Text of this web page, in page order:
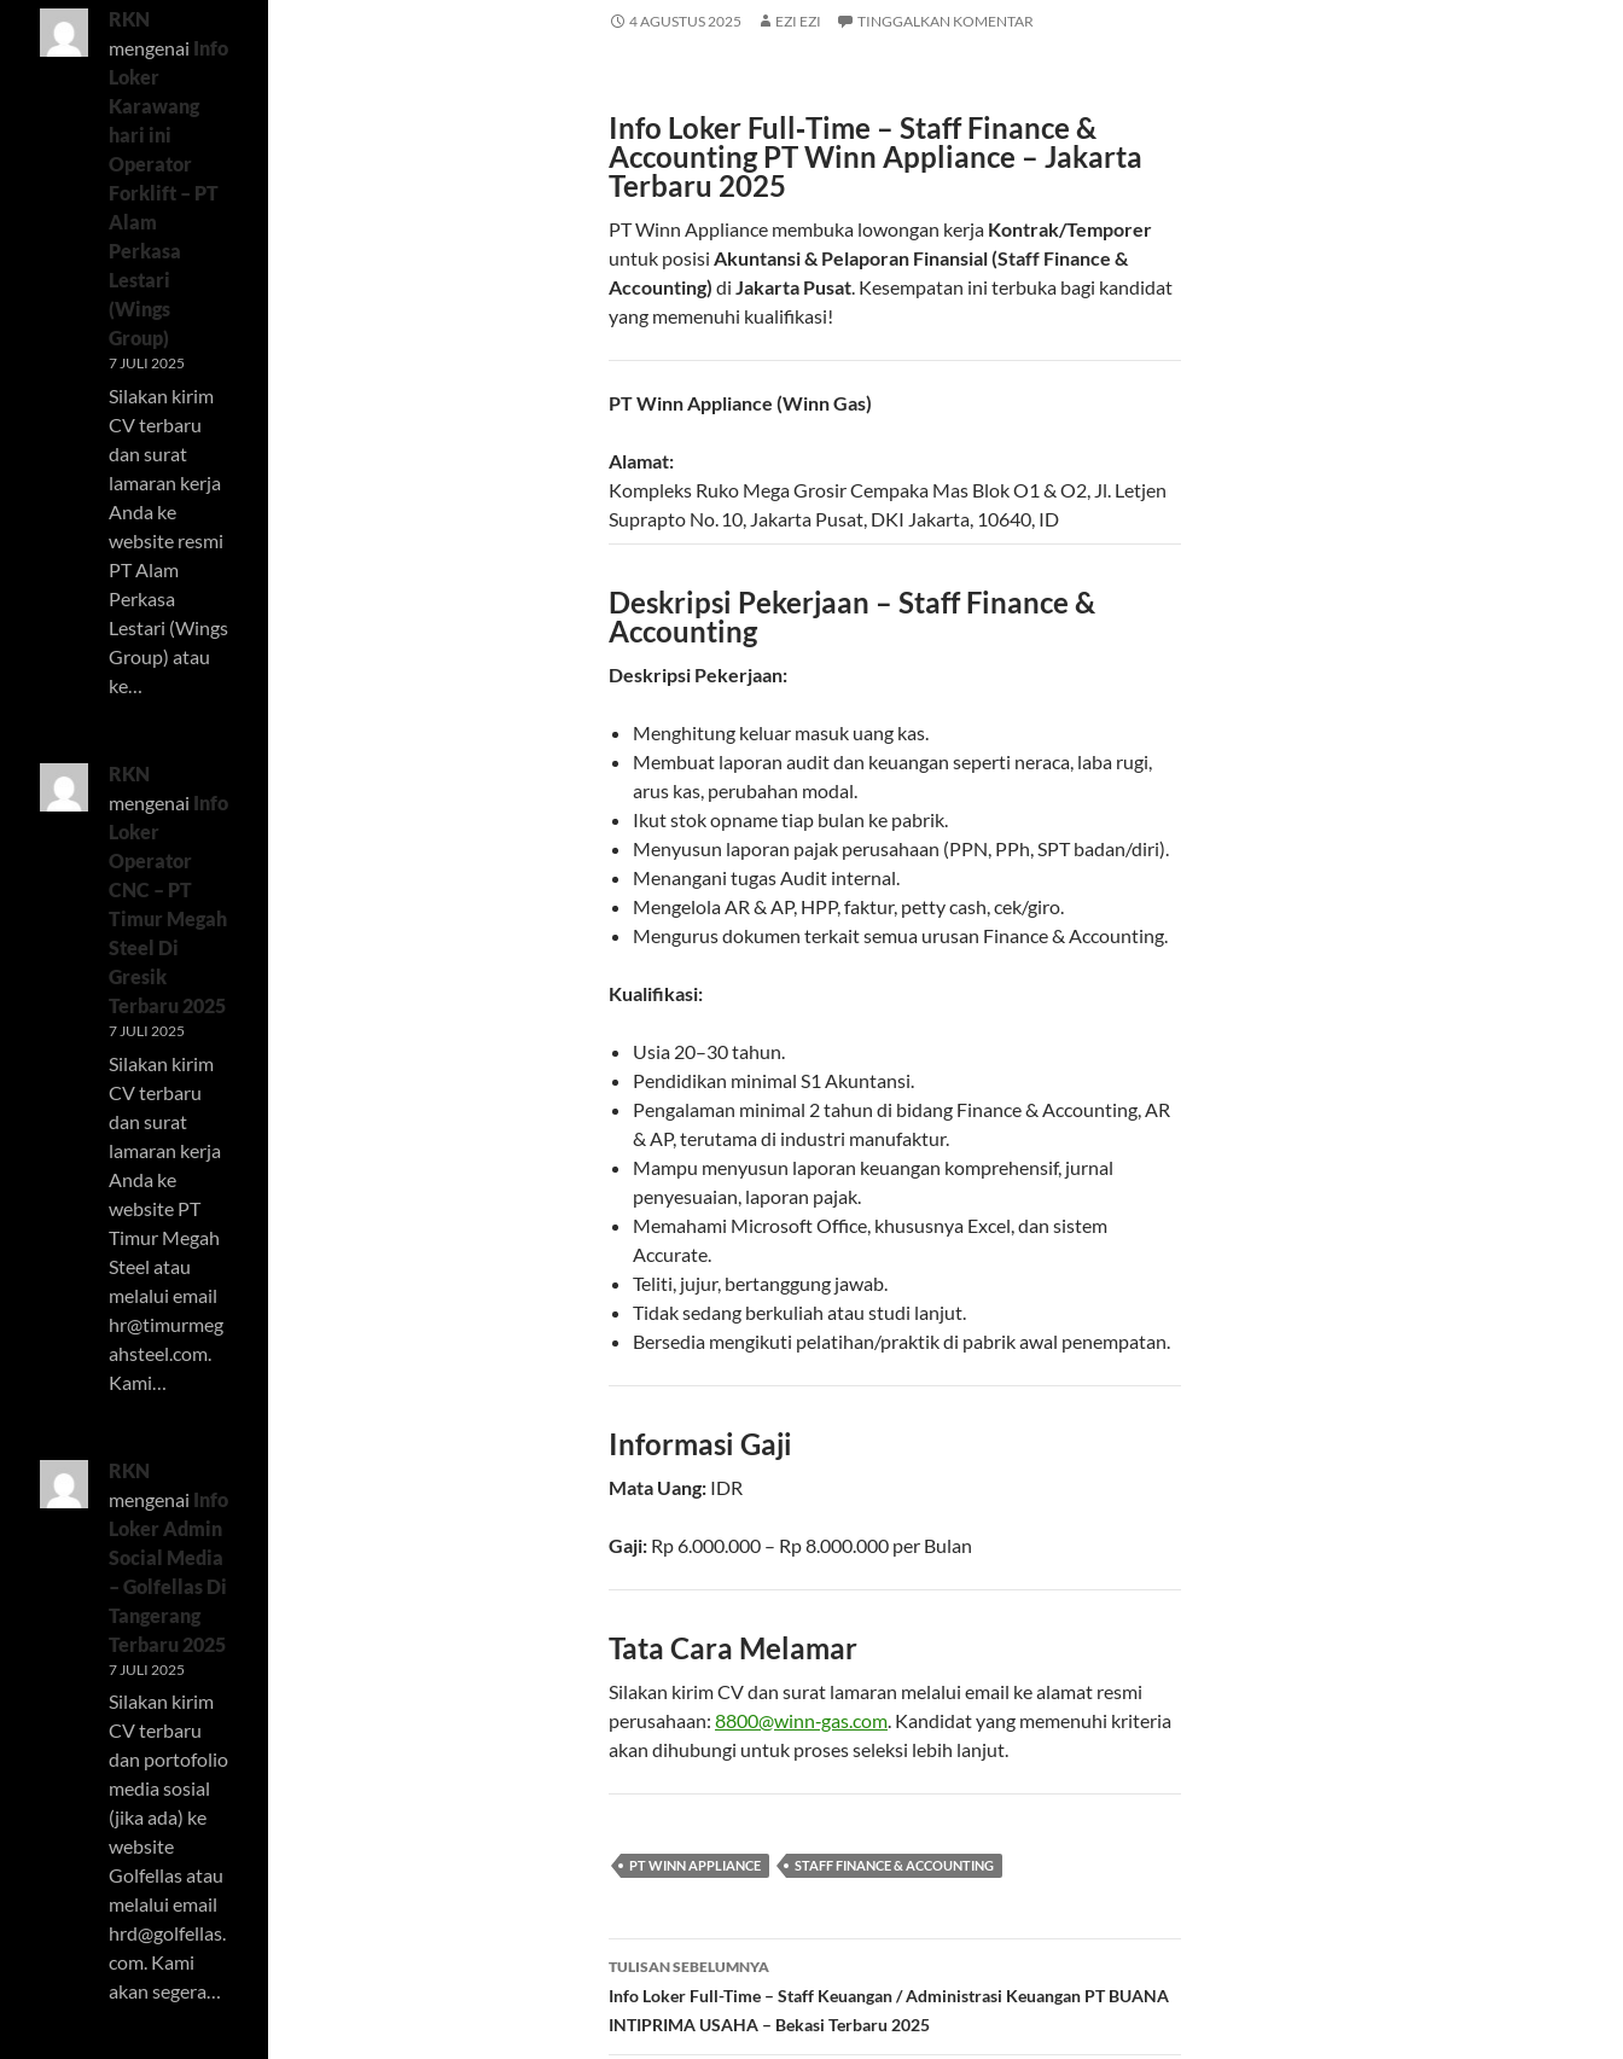
4 AGUSTUS 2025 EZI EZI TINGGALKAN KOMENTAR
Info Loker Full‑Time – Staff Finance &
Accounting PT Winn Appliance – Jakarta
Terbaru 2025
PT Winn Appliance membuka lowongan kerja Kontrak/Temporer
untuk posisi Akuntansi & Pelaporan Finansial (Staff Finance &
Accounting) di Jakarta Pusat. Kesempatan ini terbuka bagi kandidat
yang memenuhi kualifikasi!
PT Winn Appliance (Winn Gas)
Alamat:
Kompleks Ruko Mega Grosir Cempaka Mas Blok O1 & O2, Jl. Letjen
Suprapto No. 10, Jakarta Pusat, DKI Jakarta, 10640, ID
Deskripsi Pekerjaan – Staff Finance &
Accounting
Deskripsi Pekerjaan:
Menghitung keluar masuk uang kas.
Membuat laporan audit dan keuangan seperti neraca, laba rugi,
arus kas, perubahan modal.
Ikut stok opname tiap bulan ke pabrik.
Menyusun laporan pajak perusahaan (PPN, PPh, SPT badan/diri).
Menangani tugas Audit internal.
Mengelola AR & AP, HPP, faktur, petty cash, cek/giro.
Mengurus dokumen terkait semua urusan Finance & Accounting.
Kualifikasi:
Usia 20–30 tahun.
Pendidikan minimal S1 Akuntansi.
Pengalaman minimal 2 tahun di bidang Finance & Accounting, AR
& AP, terutama di industri manufaktur.
Mampu menyusun laporan keuangan komprehensif, jurnal
penyesuaian, laporan pajak.
Memahami Microsoft Office, khususnya Excel, dan sistem
Accurate.
Teliti, jujur, bertanggung jawab.
Tidak sedang berkuliah atau studi lanjut.
Bersedia mengikuti pelatihan/praktik di pabrik awal penempatan.
Informasi Gaji
Mata Uang: IDR
Gaji: Rp 6.000.000 – Rp 8.000.000 per Bulan
Tata Cara Melamar
Silakan kirim CV dan surat lamaran melalui email ke alamat resmi
perusahaan: 8800@winn‑gas.com. Kandidat yang memenuhi kriteria
akan dihubungi untuk proses seleksi lebih lanjut.
PT WINN APPLIANCE STAFF FINANCE & ACCOUNTING
Navigasi
Tulisan
TULISAN SEBELUMNYA
Info Loker Full-Time – Staff Keuangan / Administrasi Keuangan PT BUANA
INTIPRIMA USAHA – Bekasi Terbaru 2025
RKN
mengenai Info
Loker
Karawang
hari ini
Operator
Forklift – PT
Alam
Perkasa
Lestari
(Wings
Group)
7 JULI 2025
Silakan kirim
CV terbaru
dan surat
lamaran kerja
Anda ke
website resmi
PT Alam
Perkasa
Lestari (Wings
Group) atau
ke…
RKN
mengenai Info
Loker
Operator
CNC – PT
Timur Megah
Steel Di
Gresik
Terbaru 2025
7 JULI 2025
Silakan kirim
CV terbaru
dan surat
lamaran kerja
Anda ke
website PT
Timur Megah
Steel atau
melalui email
hr@timurmeg
ahsteel.com
Kami…
RKN
mengenai Info
Loker Admin
Social Media
– Golfellas Di
Tangerang
Terbaru 2025
7 JULI 2025
Silakan kirim
CV terbaru
dan portofolio
media sosial
(jika ada) ke
website
Golfellas atau
melalui email
hrd@golfellas.
com. Kami
akan segera…